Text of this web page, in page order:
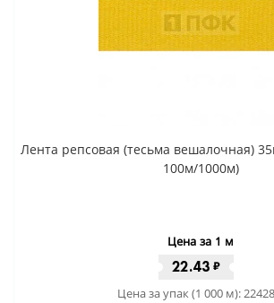
Лента репсовая (тесьма вешалочная)
100м/1000м)
Цена за 1 м
22.43 ₽
Цена за упак (1 000 м):22428